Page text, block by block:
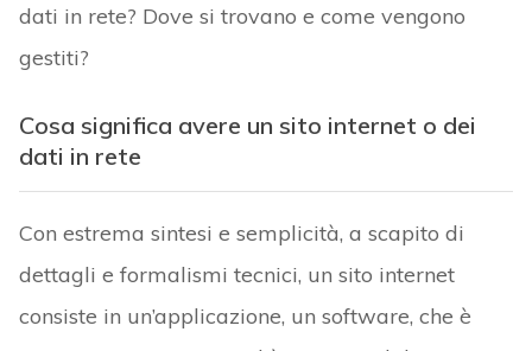
dati in rete? Dove si trovano e come vengono
gestiti?
Cosa significa avere un sito internet o dei
dati in rete
Con estrema sintesi e semplicità, a scapito di
dettagli e formalismi tecnici, un sito internet
consiste in un’applicazione, un software, che è